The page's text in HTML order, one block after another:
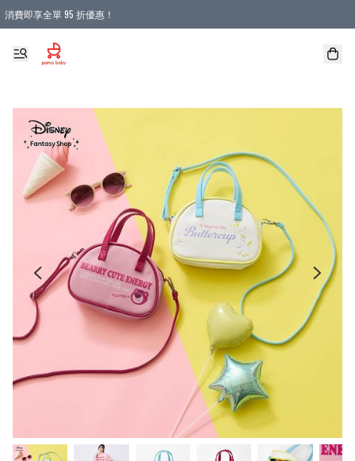
消費即享全單 95 折優惠！
購物滿 HKD 900.00即享免運費優惠！（適用於 本地送貨、本地取貨 )